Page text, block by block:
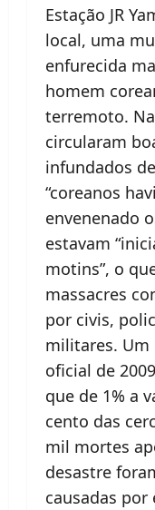
Estação JR
local, uma
enfurecida
homem
terremoto.
circularam
infundados
“coreanos
envenenado
estavam
motins”, o
massacres
por civis,
militares.
oficial de
que de 1% a
cento das
mil mortes
desastre
causadas por